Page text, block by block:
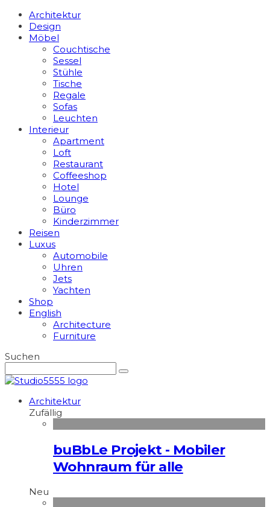
Architektur
Design
Möbel
Couchtische
Sessel
Stühle
Tische
Regale
Sofas
Leuchten
Interieur
Apart­ment
Loft
Restaurant
Coffeeshop
Hotel
Lounge
Büro
Kinderzimmer
Reisen
Luxus
Automobile
Uhren
Jets
Yachten
Shop
English
Architecture
Furniture
Suchen
Architektur
Zufällig
buBbLe Projekt - Mobiler
Wohnraum für alle
Neu